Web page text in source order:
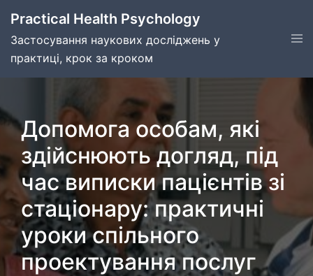
content
Practical Health Psychology
Застосування наукових досліджень у
практиці, крок за кроком
Допомога особам, які
здійснюють догляд, під
час виписки пацієнтів зі
стаціонару: практичні
уроки спільного
проектування послуг